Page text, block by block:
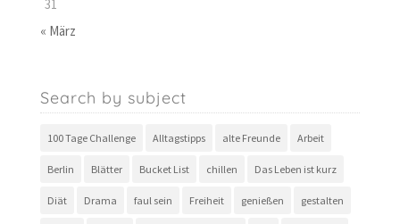
31
« März
Search by subject
100 Tage Challenge Alltagstipps alte Freunde Arbeit
Berlin Blätter Bucket List chillen Das Leben ist kurz
Diät Drama faul sein Freiheit genießen gestalten